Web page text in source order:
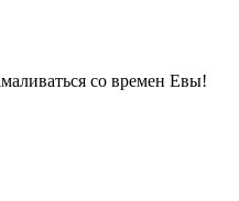
со времен Евы!